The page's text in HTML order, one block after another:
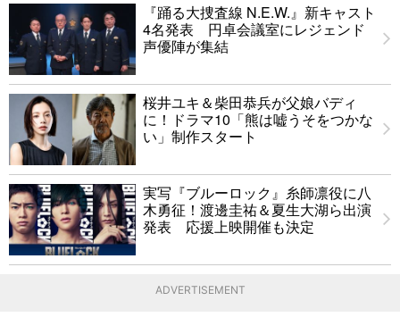
『踊る大捜査線 N.E.W.』新キャスト
4名発表 円卓会議室にレジェンド
声優陣が集結
桜井ユキ＆柴田恭兵が父娘バディ
に！ドラマ10「熊は嘘うそをつかな
い」制作スタート
実写『ブルーロック』糸師凛役に八
木勇征！渡邊圭祐＆夏生大湖ら出演
発表 応援上映開催も決定
ADVERTISEMENT